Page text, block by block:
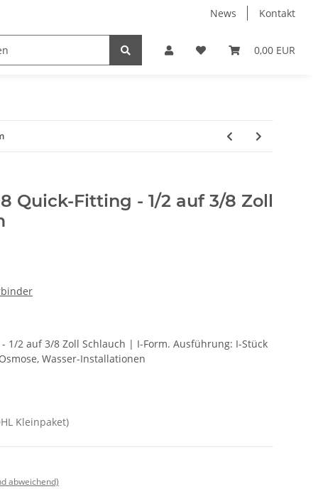
News Kontakt
0,00 EUR
Verbindungsteile & Fittinge
Quick-Fitting - 1/2 auf 3/8 Zoll
- 1/2 auf 3/8 Zoll Schlauch | I-Form. Ausführung: I-Stück
Wasser-Installationen
Kleinpaket)
abweichend)